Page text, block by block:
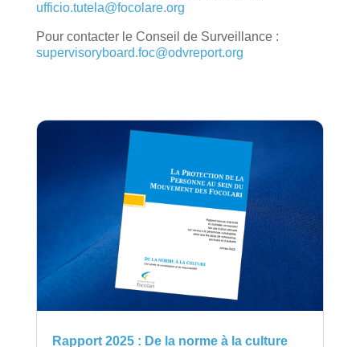
ufficio.tutela@focolare.org
Pour contacter le Conseil de Surveillance :
supervisoryboard.foc@odvreport.org
Rapport 2025 : De la norme à la culture